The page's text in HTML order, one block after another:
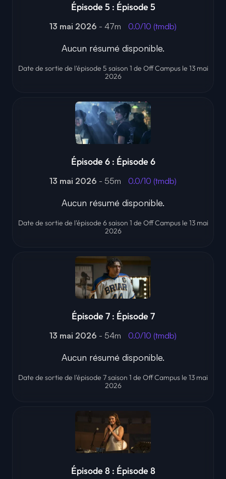
Épisode 5 : Épisode 5
13 mai 2026 - 47m 0.0/10 (tmdb)
Aucun résumé disponible.
Date de sortie de l'épisode 5 saison 1 de Off Campus le 13 mai
2026
Épisode 6 : Épisode 6
13 mai 2026 - 55m 0.0/10 (tmdb)
Aucun résumé disponible.
Date de sortie de l'épisode 6 saison 1 de Off Campus le 13 mai
2026
Épisode 7 : Épisode 7
13 mai 2026 - 54m 0.0/10 (tmdb)
Aucun résumé disponible.
Date de sortie de l'épisode 7 saison 1 de Off Campus le 13 mai
2026
Épisode 8 : Épisode 8